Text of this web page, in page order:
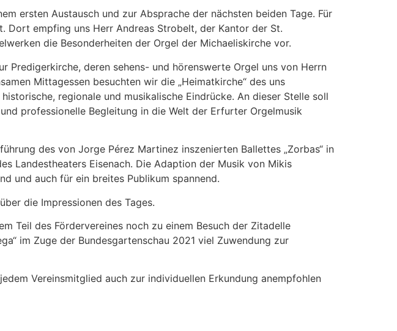
ersten Austausch und zur Absprache der nächsten beiden Tage. Für
empfing uns Herr Andreas Strobelt, der Kantor der St.
die Besonderheiten der Orgel der Michaeliskirche vor.
Predigerkirche, deren sehens- und hörenswerte Orgel uns von Herrn
Mittagessen besuchten wir die „Heimatkirche“ des uns
regionale und musikalische Eindrücke. An dieser Stelle soll
professionelle Begleitung in die Welt der Erfurter Orgelmusik
des von Jorge Pérez Martinez inszenierten Ballettes „Zorbas“ in
Landestheaters Eisenach. Die Adaption der Musik von Mikis
und auch für ein breites Publikum spannend.
die Impressionen des Tages.
Teil des Fördervereines noch zu einem Besuch der Zitadelle
im Zuge der Bundesgartenschau 2021 viel Zuwendung zur
Vereinsmitglied auch zur individuellen Erkundung anempfohlen